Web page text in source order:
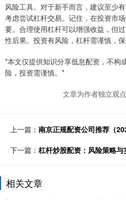
风险工具。对于新手而言，建议至少
考虑尝试杠杆交易。记住，在投资市
要。合理使用杠杆可以增强收益，但
性后果。投资有风险，杠杆需谨慎，保
*本文仅提供知识分享低息配资，不构
险，投资需谨慎。*
文章为作者独立观
上一篇： 南京正规配资公司推荐（
下一篇： 杠杆炒股配资：风险策略与
相关文章